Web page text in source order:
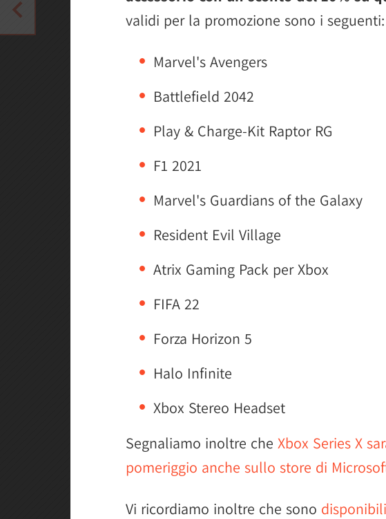
validi per la promozione sono i seguenti:
Marvel's Avengers
Battlefield 2042
Play & Charge-Kit Raptor RG
F1 2021
Marvel's Guardians of the Galaxy
Resident Evil Village
Atrix Gaming Pack per Xbox
FIFA 22
Forza Horizon 5
Halo Infinite
Xbox Stereo Headset
Segnaliamo inoltre che Xbox Series X
pomeriggio anche sullo store di
Vi ricordiamo inoltre che sono